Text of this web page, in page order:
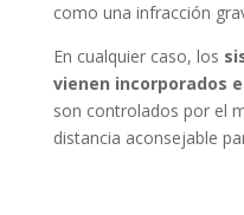
como una infracción
En cualquier caso, los
vienen incorporados
son controlados por el
distancia aconsejable